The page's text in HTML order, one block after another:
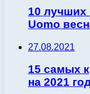
10 лучших
Uomo
27.08.2021
15 самых
на 2021